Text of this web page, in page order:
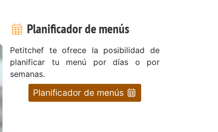
Planificador de menús
Petitchef te ofrece la posibilidad de
planificar tu menú por días o por
semanas.
Planificador de menús